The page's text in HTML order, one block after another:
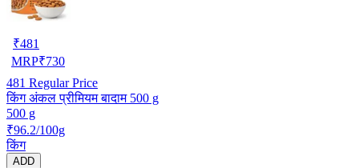
₹481
MRP₹730
481 Regular Price
किंग अंकल प्रीमियम बादाम 500 g
500 g
₹96.2/100g
किंग
ADD